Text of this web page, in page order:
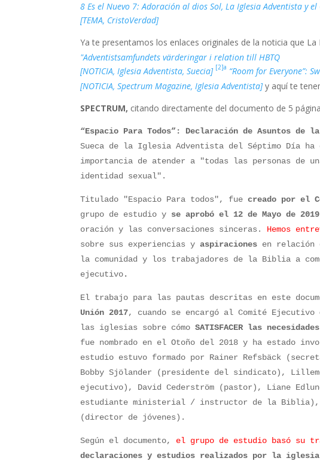
8 Es el Nuevo 7: Adoración al dios Sol, La Iglesia Adventista y
[TEMA, CristoVerdad]
Ya te presentamos los enlaces originales de la noticia que
"Adventistsamfundets värderingar i relation till HBTQ
[NOTICIA, Iglesia Adventista, Suecia] [2]a “Room for Everyone”:
[NOTICIA, Spectrum Magazine, Iglesia Adventista]y aquí te
SPECTRUM, citando directamente del documento de 5
“Espacio Para Todos”: Declaración de Asuntos de la
Sueca de la Iglesia Adventista del Séptimo Día ha
importancia de atender a "todas las personas de
identidad sexual".
Titulado "Espacio Para todos", fuecreado porel
grupo de estudio y se aprobó el 12 de Mayo de 2019
oración y las conversaciones sinceras.
Hemos
sobre sus experiencias yaspiraciones en
la comunidad y los trabajadores de la Biblia a
ejecutivo.
El trabajo para las pautas descritas en este
Unión 2017, cuando se encargó al Comité Ejecutivo
las iglesias sobre cómo SATISFACER las
fue nombrado en el Otoño del 2018 y ha estado
estudio estuvo formado por Rainer Refsbäck
Bobby Sjölander (presidente del sindicato),
ejecutivo), David Cederström (pastor), Liane
estudiante ministerial / instructor de la Biblia),
(director de jóvenes).
Según el documento, el grupo de estudio basó su
declaraciones y estudios realizados por la